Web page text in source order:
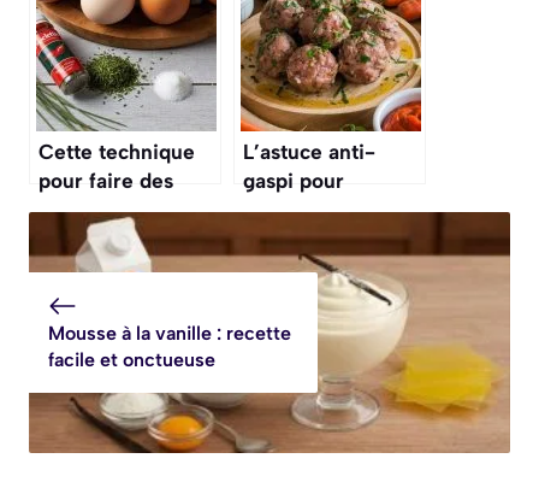
viande pour un
pot-au-feu
vraiment
savoureux
Cette technique
pour faire des
« nuages » d’œufs
au four va bluffer
tous vos invités
pour le brunch
L’astuce anti-
gaspi pour
transformer un
reste de pot-au-
feu en de
délicieuses
boulettes pour le
Mousse à la vanille : recette
facile et onctueuse